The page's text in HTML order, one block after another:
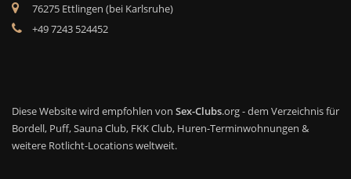
76275 Ettlingen (bei Karlsruhe)
+49 7243 524452
Diese Website wird empfohlen von Sex-Clubs.org - dem Verzeichnis für
Bordell, Puff, Sauna Club, FKK Club, Huren-Terminwohnungen &
weitere Rotlicht-Locations weltweit.